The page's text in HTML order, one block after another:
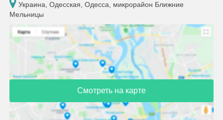
Украина, Одесская, Одесса, микрорайон Ближние
Мельницы
Смотреть на карте